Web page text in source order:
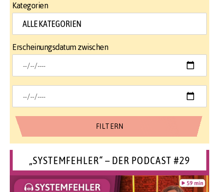
Kategorien
Erscheinungsdatum zwischen
„SYSTEMFEHLER“ – DER PODCAST #29